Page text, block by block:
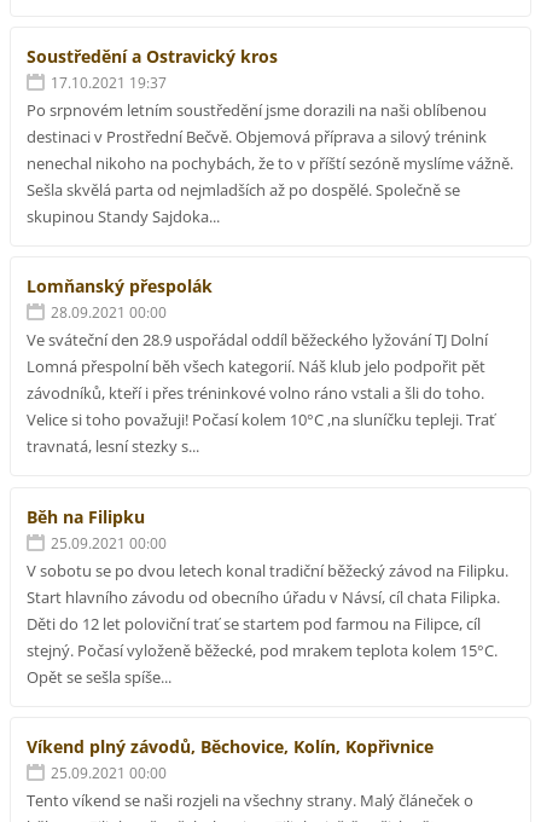
Soustředění a Ostravický kros
17.10.2021 19:37
Po srpnovém letním soustředění jsme dorazili na naši oblíbenou
destinaci v Prostřední Bečvě. Objemová příprava a silový trénink
nenechal nikoho na pochybách, že to v příští sezóně myslíme vážně.
Sešla skvělá parta od nejmladších až po dospělé. Společně se
skupinou Standy Sajdoka...
Lomňanský přespolák
28.09.2021 00:00
Ve sváteční den 28.9 uspořádal oddíl běžeckého lyžování TJ Dolní
Lomná přespolní běh všech kategorií. Náš klub jelo podpořit pět
závodníků, kteří i přes tréninkové volno ráno vstali a šli do toho.
Velice si toho považuji! Počasí kolem 10°C ,na sluníčku tepleji. Trať
travnatá, lesní stezky s...
Běh na Filipku
25.09.2021 00:00
V sobotu se po dvou letech konal tradiční běžecký závod na Filipku.
Start hlavního závodu od obecního úřadu v Návsí, cíl chata Filipka.
Děti do 12 let poloviční trať se startem pod farmou na Filipce, cíl
stejný. Počasí vyloženě běžecké, pod mrakem teplota kolem 15°C.
Opět se sešla spíše...
Víkend plný závodů, Běchovice, Kolín, Kopřivnice
25.09.2021 00:00
Tento víkend se naši rozjeli na všechny strany. Malý článeček o